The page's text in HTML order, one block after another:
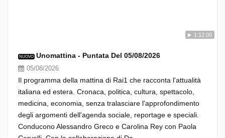
1:12:00
NUOVO Unomattina - Puntata Del 05/08/2026
05/08/2026
Il programma della mattina di Rai1 che racconta l'attualità
italiana ed estera. Cronaca, politica, cultura, spettacolo,
medicina, economia, senza tralasciare l'approfondimento
degli argomenti dell'agenda sociale, reportage e speciali.
Conducono Alessandro Greco e Carolina Rey con Paola